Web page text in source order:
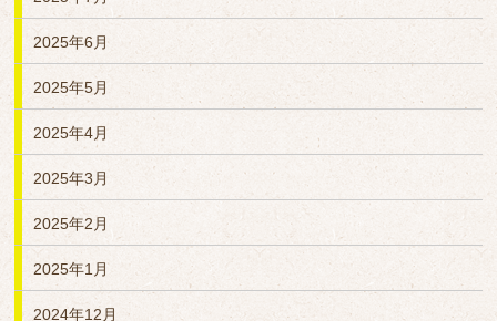
2025年6月
2025年5月
2025年4月
2025年3月
2025年2月
2025年1月
2024年12月